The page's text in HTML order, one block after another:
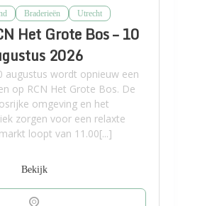
Braderieën Utrecht
Het Grote Bos – 10
2026
augustus wordt opnieuw een
op RCN Het Grote Bos. De
omgeving en het
zorgen voor een relaxte
loopt van 11.00[...]
Bekijk